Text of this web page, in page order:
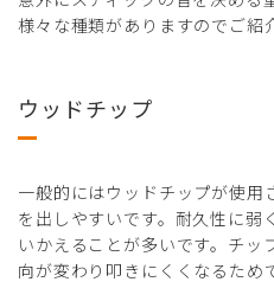
様々な種類がありますのでご紹
ウッドチップ
一般的にはウッドチップが使用
を出しやすいです。耐久性に弱
いかえることが多いです。チ
向が変わり叩きにくくなるため